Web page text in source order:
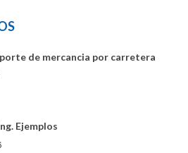
de mercancia por carretera
Ejemplos